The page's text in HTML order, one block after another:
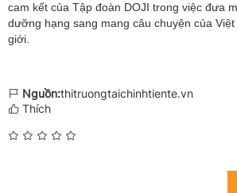
cam kết của Tập đoàn DOJI trong việc đưa
dưỡng hạng sang mang câu chuyện của
giới.
Nguồn:thitruongtaichinhtiente.vn
Thích